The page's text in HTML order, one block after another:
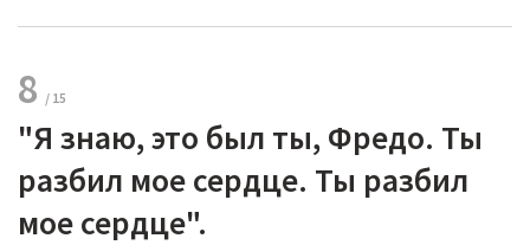
8
"Я знаю, это был ты, Фредо. Ты
разбил мое сердце. Ты разбил
мое сердце".